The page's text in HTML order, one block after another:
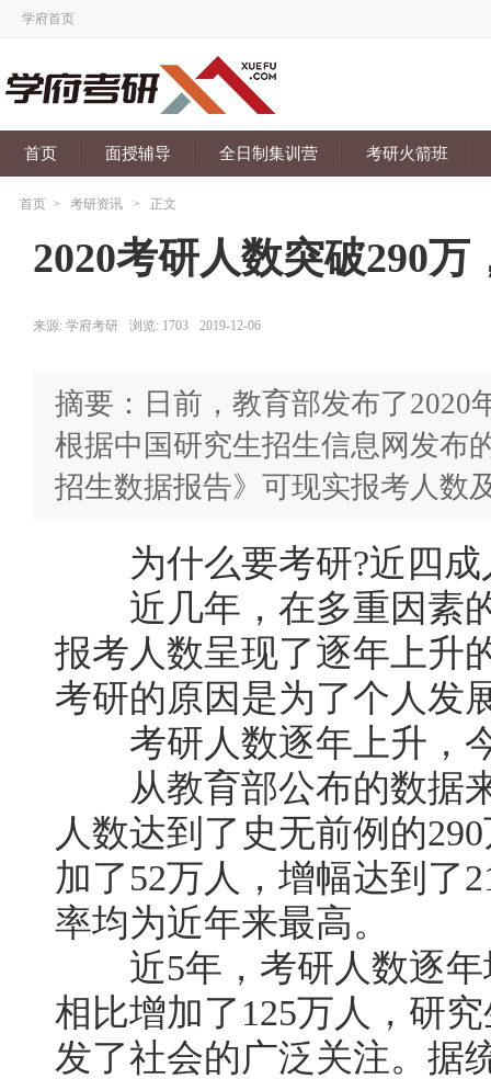
学府首页
首页 面授辅导 全日制集训营 考研火箭班
首页 > 考研资讯 > 正文
2020考研人数突破290
来源: 学府考研 浏览: 1703 2019-12-06
摘要：日前，教育部发布了2020
根据中国研究生招生信息网发布
招生数据报告》可现实报考人数
为什么要考研?近四成
近几年，在多重因素的
报考人数呈现了逐年上升
考研的原因是为了个人发
考研人数逐年上升，今
从教育部公布的数据来
人数达到了史无前例的
加了52万人，增幅达到了
率均为近年来最高。
近5年，考研人数逐年
相比增加了125万人，研
发了社会的广泛关注。据